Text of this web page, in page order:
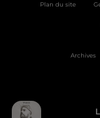
Plan du site
Archives